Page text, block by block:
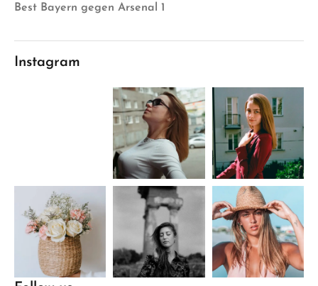
Best Bayern gegen Arsenal 1
Instagram